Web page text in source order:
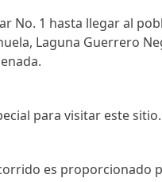
No. 1 hasta llegar al
Laguna Guerrero
para visitar este
es proporcionado